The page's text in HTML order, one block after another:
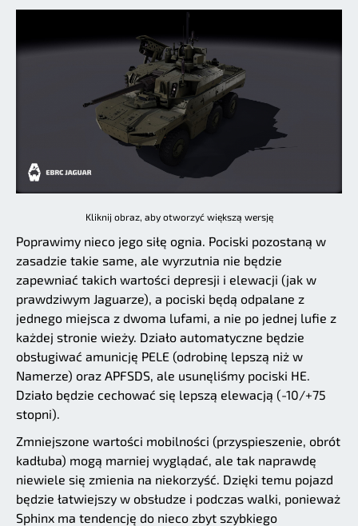
Kliknij obraz, aby otworzyć większą wersję
Poprawimy nieco jego siłę ognia. Pociski pozostaną w
zasadzie takie same, ale wyrzutnia nie będzie
zapewniać takich wartości depresji i elewacji (jak w
prawdziwym Jaguarze), a pociski będą odpalane z
jednego miejsca z dwoma lufami, a nie po jednej lufie z
każdej stronie wieży. Działo automatyczne będzie
obsługiwać amunicję PELE (odrobinę lepszą niż w
Namerze) oraz APFSDS, ale usunęliśmy pociski HE.
Działo będzie cechować się lepszą elewacją (-10/+75
stopni).
Zmniejszone wartości mobilności (przyspieszenie, obrót
kadłuba) mogą marniej wyglądać, ale tak naprawdę
niewiele się zmienia na niekorzyść. Dzięki temu pojazd
będzie łatwiejszy w obsłudze i podczas walki, ponieważ
Sphinx ma tendencję do nieco zbyt szybkiego